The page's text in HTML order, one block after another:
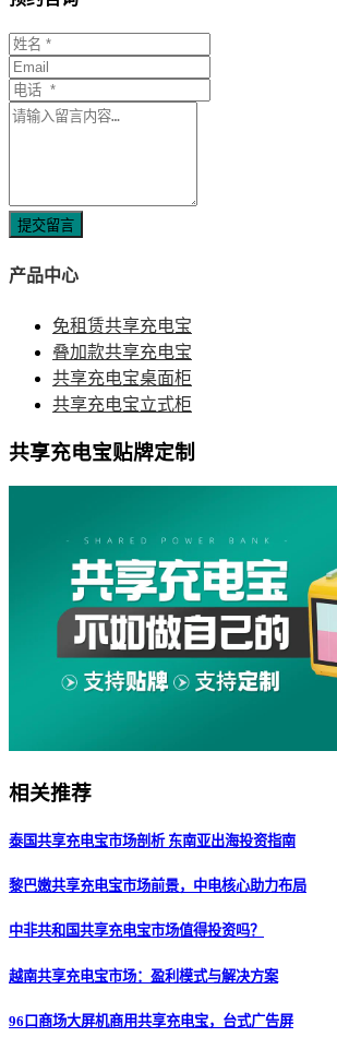
提交留言
产品中心
免租赁共享充电宝
叠加款共享充电宝
共享充电宝桌面柜
共享充电宝立式柜
共享充电宝贴牌定制
相关推荐
泰国共享充电宝市场剖析 东南亚出海投资指南
黎巴嫩共享充电宝市场前景，中电核心助力布局
中非共和国共享充电宝市场值得投资吗？
越南共享充电宝市场：盈利模式与解决方案
96口商场大屏机商用共享充电宝，台式广告屏